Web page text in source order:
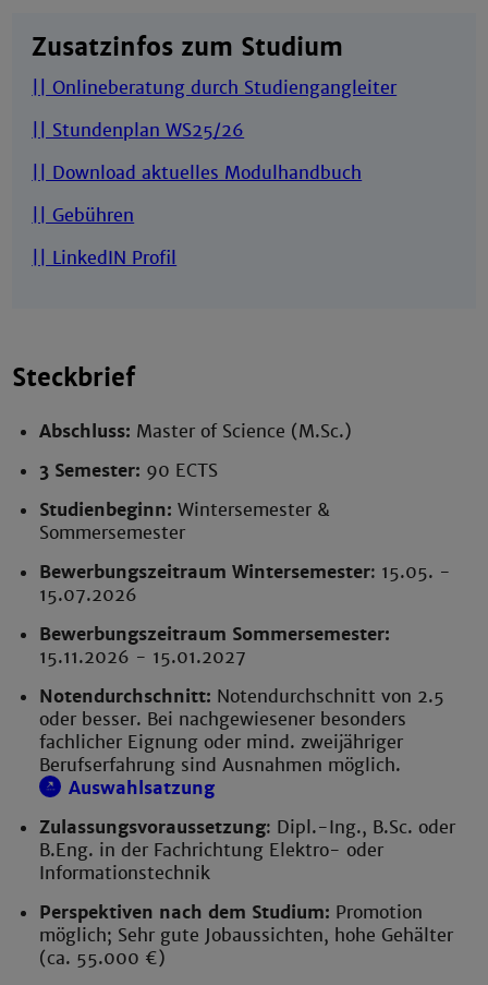
Zusatzinfos zum Studium
|| Onlineberatung durch Studiengangleiter
|| Stundenplan WS25/26
|| Download aktuelles Modulhandbuch
|| Gebühren
|| LinkedIN Profil
Steckbrief
Abschluss: Master of Science (M.Sc.)
3 Semester: 90 ECTS
Studienbeginn: Wintersemester &
Sommersemester
Bewerbungszeitraum Wintersemester: 15.05. -
15.07.2026
Bewerbungszeitraum Sommersemester:
15.11.2026 - 15.01.2027
Notendurchschnitt: Notendurchschnitt von 2.5
oder besser. Bei nachgewiesener besonders
fachlicher Eignung oder mind. zweijähriger
Berufserfahrung sind Ausnahmen möglich.
Auswahlsatzung
Zulassungsvoraussetzung: Dipl.-Ing., B.Sc. oder
B.Eng. in der Fachrichtung Elektro- oder
Informationstechnik
Perspektiven nach dem Studium: Promotion
möglich; Sehr gute Jobaussichten, hohe Gehälter
(ca. 55.000 €)